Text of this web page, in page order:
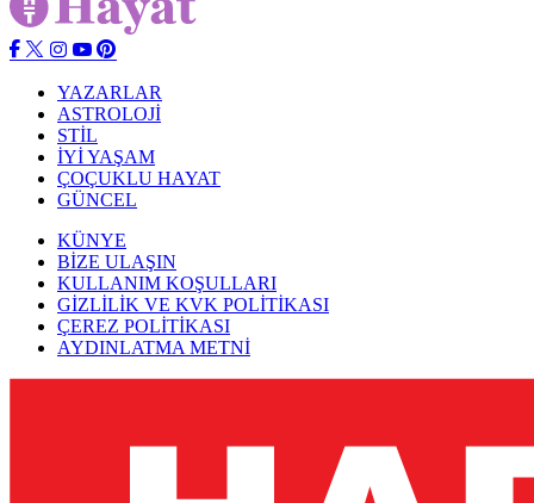
YAZARLAR
ASTROLOJİ
STİL
İYİ YAŞAM
ÇOÇUKLU HAYAT
GÜNCEL
KÜNYE
BİZE ULAŞIN
KULLANIM KOŞULLARI
GİZLİLİK VE KVK POLİTİKASI
ÇEREZ POLİTİKASI
AYDINLATMA METNİ